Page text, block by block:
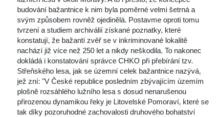
budování bažantnice k nim byla poměrné velmi šetrná a
vým způsobem rovněž ojedinělá. Postavme oproti tomu
tvrzení a studiem archiválií získané poznatky, které
konstatují, že bažantí zvěř se v inkriminované lokalitě
nachází již více než 250 let a nikdy neškodila. To nakonec
dokládá i konstatování správce CHKO při přebírání tzv.
Střeňského lesa, jak se územní celek bažantnice nazývá,
jež zní: "V České republice posledním zbývajícím územím
plošně rozsáhlého lužního lesa s dosud nenarušenou
přirozenou dynamikou řeky je Litovelské Pomoraví, které se
tak díky pozoruhodné zachovalosti druhového bohatství